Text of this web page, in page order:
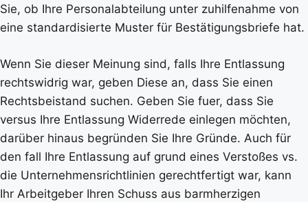
Sie, ob Ihre Personalabteilung unter zuhilfenahme von
eine standardisierte Muster für Bestätigungsbriefe hat.
Wenn Sie dieser Meinung sind, falls Ihre Entlassung
rechtswidrig war, geben Diese an, dass Sie einen
Rechtsbeistand suchen. Geben Sie fuer, dass Sie
versus Ihre Entlassung Widerrede einlegen möchten,
darüber hinaus begründen Sie Ihre Gründe. Auch für
den fall Ihre Entlassung auf grund eines Verstoßes vs.
die Unternehmensrichtlinien gerechtfertigt war, kann
Ihr Arbeitgeber Ihren Schuss aus barmherzigen